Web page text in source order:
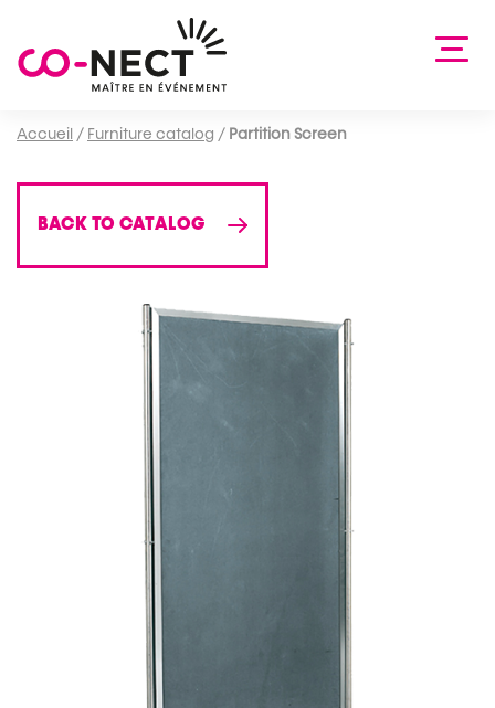
Accueil / Furniture catalog / Partition Screen
BACK TO CATALOG